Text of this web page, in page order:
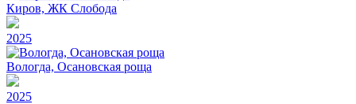
Киров, ЖК Слобода
2025
Вологда, Осановская роща
2025